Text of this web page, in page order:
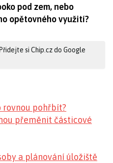
pod zem, nebo
opětovného využití?
si Chip.cz do Google
rovnou pohřbít?
přeměnit částicové
a plánování úložiště